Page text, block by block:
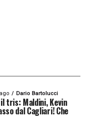
Dario Bartolucci
tris: Maldini, Kevin
dal Cagliari! Che